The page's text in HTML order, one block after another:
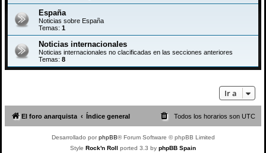
España
Noticias sobre España
Temas: 1
Noticias internacionales
Noticias internacionales no clacificadas en las secciones anteriores
Temas: 8
Ir a
El foro anarquista Índice general Todos los horarios son UTC
Desarrollado porphpBB® Forum Software © phpBB Limited
Style Rock'n Roll ported 3.3 by phpBB Spain